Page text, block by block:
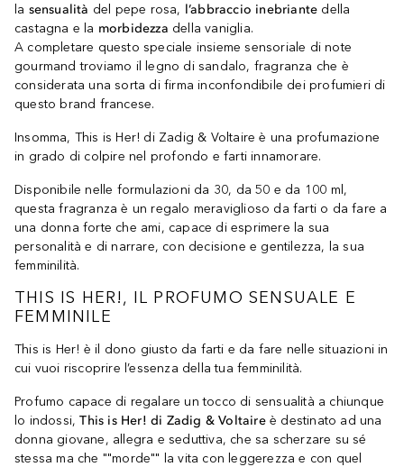
la sensualità del pepe rosa, l’abbraccio inebriante della
castagna e la morbidezza della vaniglia.
A completare questo speciale insieme sensoriale di note
gourmand troviamo il legno di sandalo, fragranza che è
considerata una sorta di firma inconfondibile dei profumieri di
questo brand francese.
Insomma, This is Her! di Zadig & Voltaire è una profumazione
in grado di colpire nel profondo e farti innamorare.
Disponibile nelle formulazioni da 30, da 50 e da 100 ml,
questa fragranza è un regalo meraviglioso da farti o da fare a
una donna forte che ami, capace di esprimere la sua
personalità e di narrare, con decisione e gentilezza, la sua
femminilità.
THIS IS HER!, IL PROFUMO SENSUALE E
FEMMINILE
This is Her! è il dono giusto da farti e da fare nelle situazioni in
cui vuoi riscoprire l’essenza della tua femminilità.
Profumo capace di regalare un tocco di sensualità a chiunque
lo indossi,This is Her! di Zadig & Voltaireè destinato ad una
donna giovane, allegra e seduttiva, che sa scherzare su sé
stessa ma che ""morde"" la vita con leggerezza e con quel